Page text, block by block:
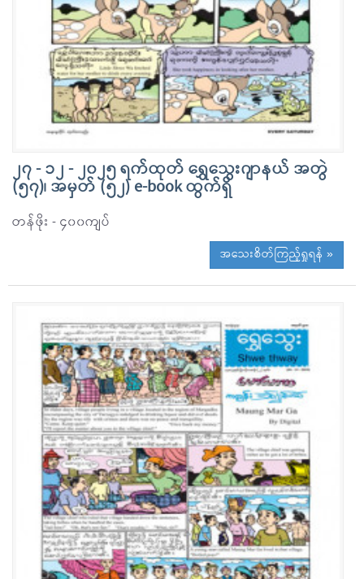
၂၇ - ၁၂ - ၂၀၂၅ ရက်ထုတ် ရွှေသွေးဂျာနယ် အတွဲ
(၅၇)၊ အမှတ် (၅၂) e-book ထွက်ရှိ
တန်ဖိုး - ၄၀၀ကျပ်
အသေးစိတ်ကြည့်ရှုရန် »